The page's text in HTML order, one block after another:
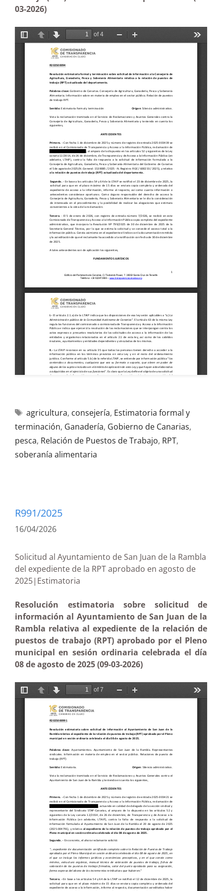
03-2026)
agricultura, consejería, Estimatoria formal y
terminación, Ganadería, Gobierno de Canarias,
pesca, Relación de Puestos de Trabajo, RPT,
soberanía alimentaria
R991/2025
16/04/2026
Solicitud al Ayuntamiento de San Juan de la Rambla
del expediente de la RPT aprobado en agosto de
2025|Estimatoria
Resolución estimatoria sobre solicitud de
información al Ayuntamiento de San Juan de la
Rambla relativa al expediente de la relación de
puestos de trabajo (RPT) aprobado por el Pleno
municipal en sesión ordinaria celebrada el día
08 de agosto de 2025 (09-03-2026)